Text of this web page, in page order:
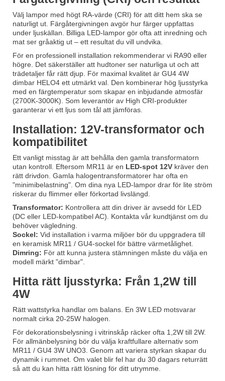
Välj lampor med högt RA-värde (CRI) för att ditt hem ska se
naturligt ut. Färgåtergivningen avgör hur färger uppfattas
under ljuskällan. Billiga LED-lampor gör ofta att inredning och
mat ser gråaktig ut – ett resultat du vill undvika.
För en professionell installation rekommenderar vi RA90 eller
högre. Det säkerställer att hudtoner ser naturliga ut och att
trädetaljer får rätt djup. För maximal kvalitet är GU4 4W
dimbar HELO4 ett utmärkt val. Den kombinerar hög ljusstyrka
med en färgtemperatur som skapar en inbjudande atmosfär
(2700K-3000K). Som leverantör av High CRI-produkter
garanterar vi ett ljus som tål att jämföras.
Installation: 12V-transformator och
kompatibilitet
Ett vanligt misstag är att behålla den gamla transformatorn
utan kontroll. Eftersom MR11 är en LED-spot 12V kräver den
rätt drivdon. Gamla halogentransformatorer har ofta en
"minimibelastning". Om dina nya LED-lampor drar för lite ström
riskerar du flimmer eller förkortad livslängd.
Transformator: Kontrollera att din driver är avsedd för LED
(DC eller LED-kompatibel AC). Kontakta vår kundtjänst om du
behöver vägledning.
Sockel: Vid installation i varma miljöer bör du uppgradera till
en keramisk MR11 / GU4-sockel för bättre värmetålighet.
Dimring: För att kunna justera stämningen måste du välja en
modell märkt "dimbar".
Hitta rätt ljusstyrka: Från 1,2W till
4W
Rätt wattstyrka handlar om balans. En 3W LED motsvarar
normalt cirka 20-25W halogen.
För dekorationsbelysning i vitrinskåp räcker ofta 1,2W till 2W.
För allmänbelysning bör du välja kraftfullare alternativ som
MR11 / GU4 3W UNO3 . Genom att variera styrkan skapar du
dynamik i rummet. Om valet blir fel har du 30 dagars returrätt
så att du kan hitta rätt lösning för ditt utrymme.